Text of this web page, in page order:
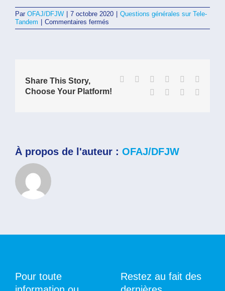
Par OFAJ/DFJW 7 octobre 2020
Questions générales sur Tele-
Tandem
Commentaires fermés
Mon
coûts
un
Share This Story,
Choose Your Platform!
Facebook Reddit LinkedInWhatsApp
Pinterest
Xing
À propos de l'auteur : OFAJ/DFJW
Pour toute
Restez au fait des